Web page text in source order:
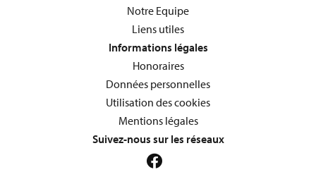
Notre Equipe
Liens utiles
Informations légales
Honoraires
Données personnelles
Utilisation des cookies
Mentions légales
Suivez-nous sur les réseaux